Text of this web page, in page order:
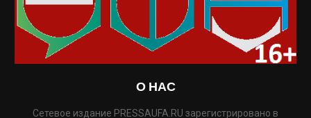
О НАС
Сетевое издание PRESSAUFA.RU зарегистрировано в